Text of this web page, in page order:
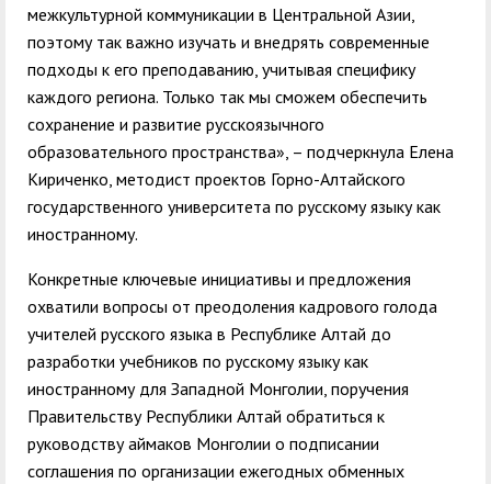
межкультурной коммуникации в Центральной Азии,
поэтому так важно изучать и внедрять современные
подходы к его преподаванию, учитывая специфику
каждого региона. Только так мы сможем обеспечить
сохранение и развитие русскоязычного
образовательного пространства», – подчеркнула Елена
Кириченко, методист проектов Горно-Алтайского
государственного университета по русскому языку как
иностранному.
Конкретные ключевые инициативы и предложения
охватили вопросы от преодоления кадрового голода
учителей русского языка в Республике Алтай до
разработки учебников по русскому языку как
иностранному для Западной Монголии, поручения
Правительству Республики Алтай обратиться к
руководству аймаков Монголии о подписании
соглашения по организации ежегодных обменных